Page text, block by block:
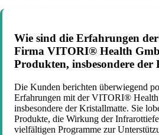
Wie sind die Erfahrungen
Firma VITORI® Health
Produkten, insbesondere der
Die Kunden berichten überwiegend
Erfahrungen mit der VITORI®
insbesondere der Kristallmatte. Sie
Produkte, die Wirkung der
vielfältigen Programme zur